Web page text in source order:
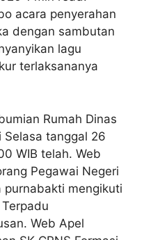
acara penyerahan
dengan sambutan
lagu
terlaksananya
Rumah Dinas
Selasa tanggal 26
WIB telah. Web
Pegawai Negeri
purnabakti mengikuti
Web Apel